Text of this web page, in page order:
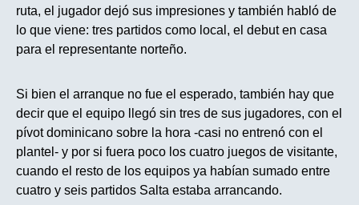
ruta, el jugador dejó sus impresiones y también habló de
lo que viene: tres partidos como local, el debut en casa
para el representante norteño.
Si bien el arranque no fue el esperado, también hay que
decir que el equipo llegó sin tres de sus jugadores, con el
pívot dominicano sobre la hora -casi no entrenó con el
plantel- y por si fuera poco los cuatro juegos de visitante,
cuando el resto de los equipos ya habían sumado entre
cuatro y seis partidos Salta estaba arrancando.